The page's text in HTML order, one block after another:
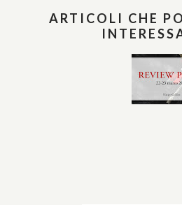
ARTICOLI CHE